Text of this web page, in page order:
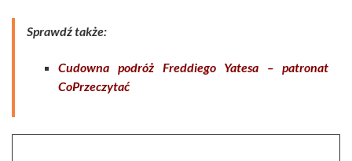
Sprawdź także:
Cudowna podróż Freddiego Yatesa – patronat
CoPrzeczytać